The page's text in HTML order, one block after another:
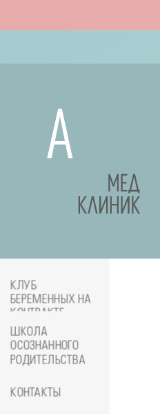
КЛУБ
БЕРЕМЕННЫХ НА
КОНТРАКТЕ
ШКОЛА
ОСОЗНАННОГО
РОДИТЕЛЬСТВА
КОНТАКТЫ